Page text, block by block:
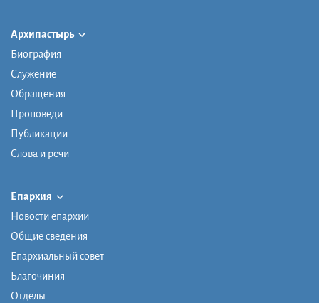
Архипастырь
Биография
Служение
Обращения
Проповеди
Публикации
Слова и речи
Епархия
Новости епархии
Общие сведения
Епархиальный совет
Благочиния
Отделы